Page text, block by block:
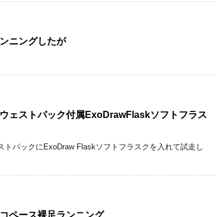
ニングしたが
ェストパック付属ExoDrawFlaskソフトフラス
トパックにExoDraw Flaskソフトフラスクを入れて試走し
ペース裸足ランニング